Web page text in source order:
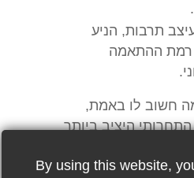
By using this website,
תרבות, הניע
רמת ההתאמה
חשוב לו באמת,
היציב ביותר